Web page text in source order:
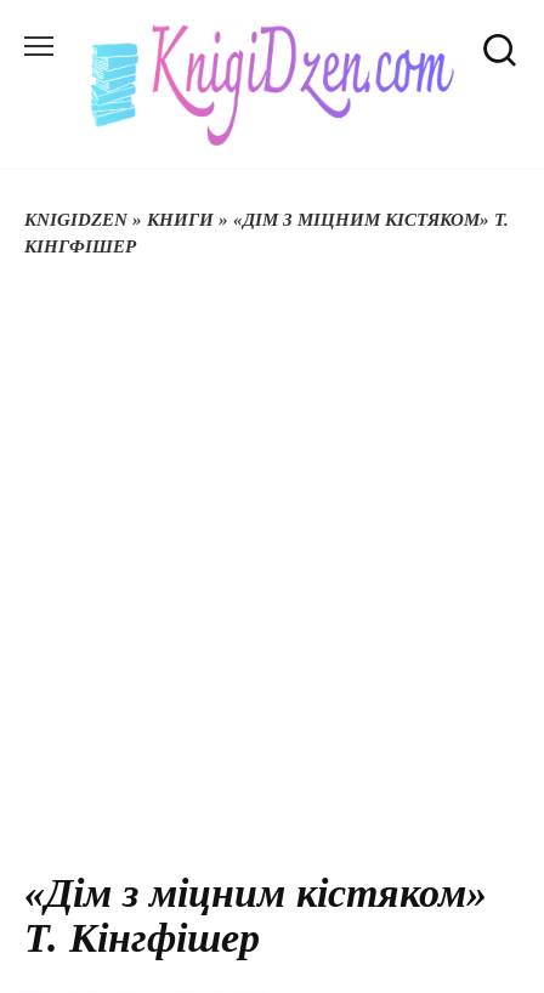
до
KNIGIDZEN» КНИГИ » «ДІМ З МІЦНИМ КІСТЯКОМ» Т.
КІНГФІШЕР
«Дім з міцним кістяком»
Т. Кінгфішер